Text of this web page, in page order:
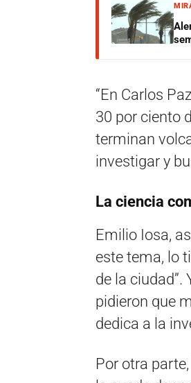
“En Carlos
30 por ciento
terminan
investigar y
La ciencia
Emilio Iosa,
este tema, lo
de la ciudad”.
pidieron que
dedica a la
Por otra